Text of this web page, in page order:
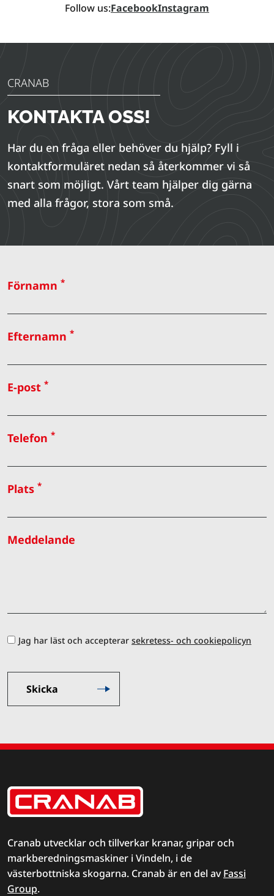
Follow us:FacebookInstagram
CRANAB
KONTAKTA OSS!
Har du en fråga eller behöver du hjälp? Fyll i
kontaktformuläret nedan så återkommer vi så
snart som möjligt. Vårt team hjälper dig gärna
med alla frågor, stora som små.
Förnamn *
Efternamn *
E-post *
Telefon *
Plats *
Meddelande
Jag har läst och accepterar sekretess- och cookiepolicyn
Cranab utvecklar och tillverkar kranar, gripar och
markberedningsmaskiner i Vindeln, i de
västerbottniska skogarna. Cranab är en del avFassi
Group.